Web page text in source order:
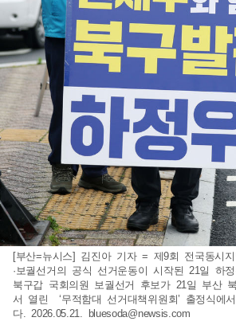
[부산=뉴시스] 김진아 기자 = 제9회 전국동시
·보궐선거의 공식 선거운동이 시작된 21일 하
북구갑 국회의원 보궐선거 후보가 21일 부산
서 열린 ‘무적함대 선거대책위원회’ 출정식에
다. 2026.05.21.
bluesoda@newsis.com